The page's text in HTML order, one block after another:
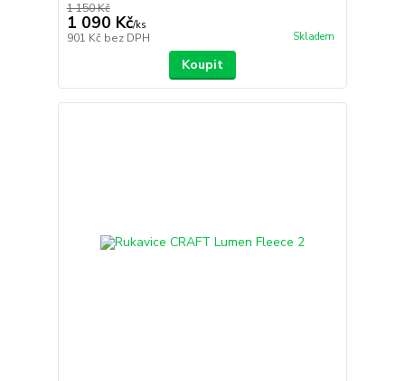
1 150 Kč
1 090 Kč/ks
901 Kč bez DPH Skladem
Koupit